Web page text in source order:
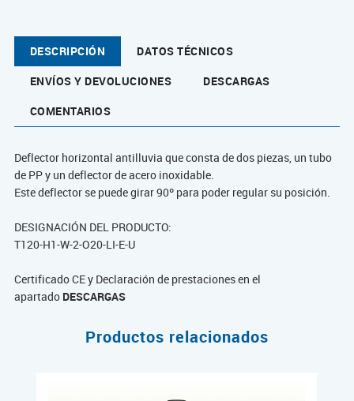
DESCRIPCIÓN
DATOS TÉCNICOS
ENVÍOS Y DEVOLUCIONES
DESCARGAS
COMENTARIOS
Deflector horizontal antilluvia que consta de dos piezas, un tubo
de PP y un deflector de acero inoxidable.
Este deflector se puede girar 90º para poder regular su posición.
DESIGNACIÓN DEL PRODUCTO:
T120-H1-W-2-O20-LI-E-U
Certificado CE y Declaración de prestaciones en el
apartado DESCARGAS
Productos relacionados